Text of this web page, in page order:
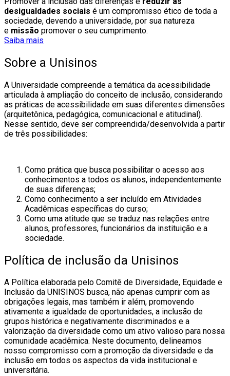
desigualdades sociais é um compromisso ético de toda a
sociedade, devendo a universidade, por sua natureza
e missão promover o seu cumprimento.
Saiba mais
Sobre a Unisinos
A Universidade compreende a temática da acessibilidade
articulada à ampliação do conceito de inclusão, considerando
as práticas de acessibilidade em suas diferentes dimensões
(arquitetônica, pedagógica, comunicacional e atitudinal).
Nesse sentido, deve ser compreendida/desenvolvida a partir
de três possibilidades:
Como prática que busca possibilitar o acesso aos
conhecimentos a todos os alunos, independentemente
de suas diferenças;
Como conhecimento a ser incluído em Atividades
Acadêmicas específicas do curso;
Como uma atitude que se traduz nas relações entre
alunos, professores, funcionários da instituição e a
sociedade.
Política de inclusão da Unisinos
A Política elaborada pelo Comitê de Diversidade, Equidade e
Inclusão da UNISINOS busca, não apenas cumprir com as
obrigações legais, mas também ir além, promovendo
ativamente a igualdade de oportunidades, a inclusão de
grupos histórica e negativamente discriminados e a
valorização da diversidade como um ativo valioso para nossa
comunidade acadêmica. Neste documento, delineamos
nosso compromisso com a promoção da diversidade e da
inclusão em todos os aspectos da vida institucional e
universitária.